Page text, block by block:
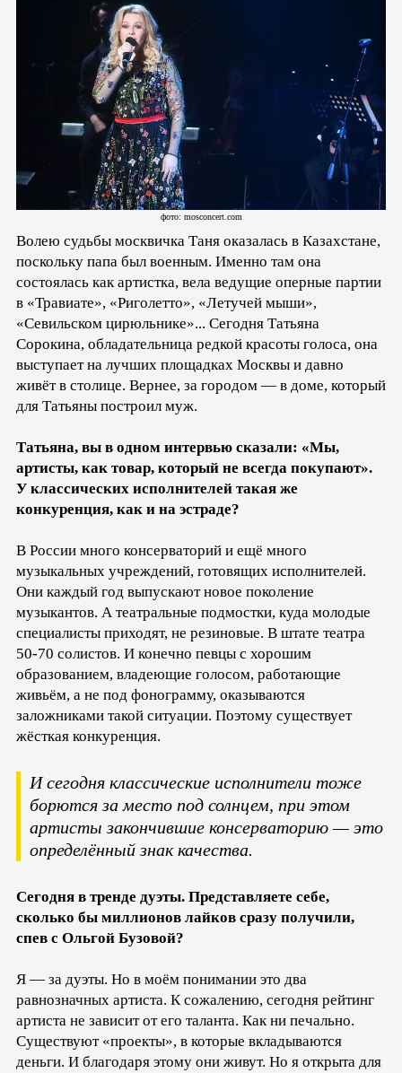
фото: mosconcert.com
Волею судьбы москвичка Таня оказалась в Казахстане,
поскольку папа был военным. Именно там она
состоялась как артистка, вела ведущие оперные партии
в «Травиате», «Риголетто», «Летучей мыши»,
«Севильском цирюльнике»... Сегодня Татьяна
Сорокина, обладательница редкой красоты голоса, она
выступает на лучших площадках Москвы и давно
живёт в столице. Вернее, за городом — в доме, который
для Татьяны построил муж.
Татьяна, вы в одном интервью сказали: «Мы,
артисты, как товар, который не всегда покупают».
У классических исполнителей такая же
конкуренция, как и на эстраде?
В России много консерваторий и ещё много
музыкальных учреждений, готовящих исполнителей.
Они каждый год выпускают новое поколение
музыкантов. А театральные подмостки, куда молодые
специалисты приходят, не резиновые. В штате театра
50-70 солистов. И конечно певцы с хорошим
образованием, владеющие голосом, работающие
живьём, а не под фонограмму, оказываются
заложниками такой ситуации. Поэтому существует
жёсткая конкуренция.
И сегодня классические исполнители тоже
борются за место под солнцем, при этом
артисты закончившие консерваторию — это
определённый знак качества.
Сегодня в тренде дуэты. Представляете себе,
сколько бы миллионов лайков сразу получили,
спев с Ольгой Бузовой?
Я — за дуэты. Но в моём понимании это два
равнозначных артиста. К сожалению, сегодня рейтинг
артиста не зависит от его таланта. Как ни печально.
Существуют «проекты», в которые вкладываются
деньги. И благодаря этому они живут. Но я открыта для